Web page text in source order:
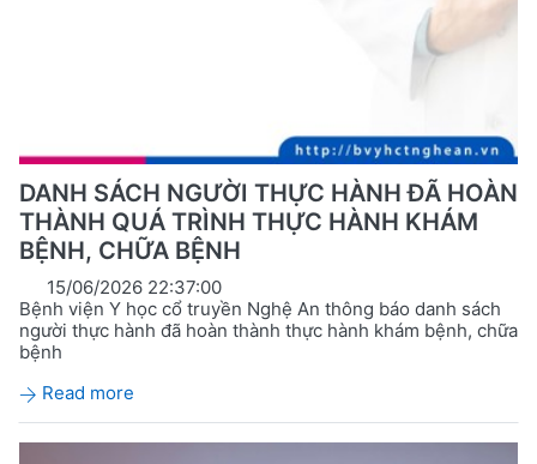
DANH SÁCH NGƯỜI THỰC HÀNH ĐÃ HOÀN
THÀNH QUÁ TRÌNH THỰC HÀNH KHÁM
BỆNH, CHỮA BỆNH
15/06/2026 22:37:00
Bệnh viện Y học cổ truyền Nghệ An thông báo danh sách
người thực hành đã hoàn thành thực hành khám bệnh, chữa
bệnh
Read more